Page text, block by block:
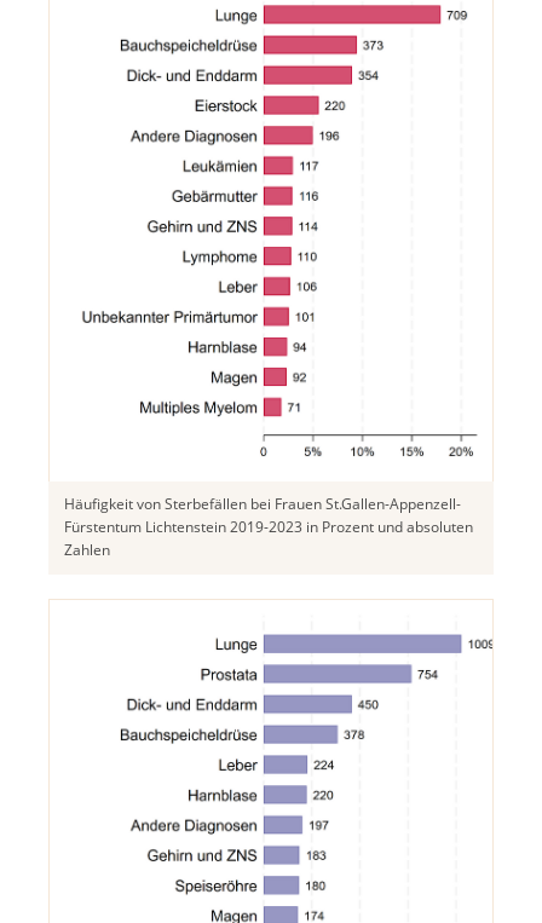
Häufigkeit von Sterbefällen bei Frauen St.Gallen-Appenzell-
Fürstentum Lichtenstein 2019-2023 in Prozent und absoluten
Zahlen